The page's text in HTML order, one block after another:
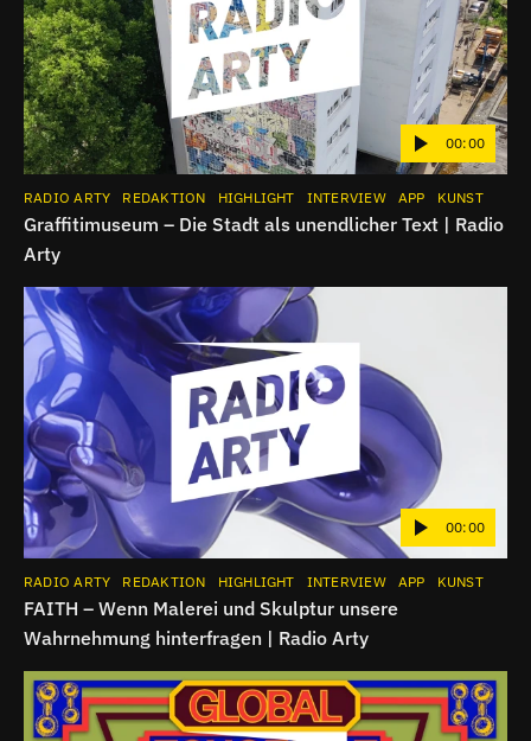
00:00
RADIO ARTY REDAKTION HIGHLIGHT INTERVIEW APP KUNST
Graffitimuseum – Die Stadt als unendlicher Text | Radio
Arty
00:00
RADIO ARTY REDAKTION HIGHLIGHT INTERVIEW APP KUNST
FAITH – Wenn Malerei und Skulptur unsere
Wahrnehmung hinterfragen | Radio Arty